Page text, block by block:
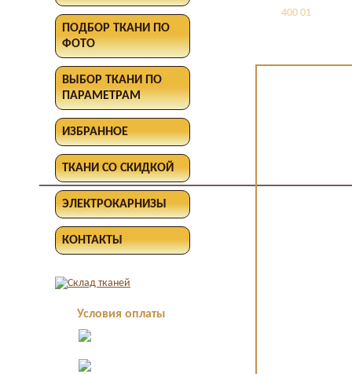
ПОДБОР ТКАНИ ПО
ФОТО
ВЫБОР ТКАНИ ПО
ПАРАМЕТРАМ
ИЗБРАННОЕ
ТКАНИ СО СКИДКОЙ
ЭЛЕКТРОКАРНИЗЫ
КОНТАКТЫ
Условия оплаты
400 01